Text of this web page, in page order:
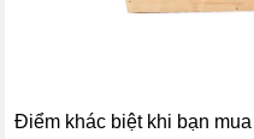
Điểm khác biệt khi bạn